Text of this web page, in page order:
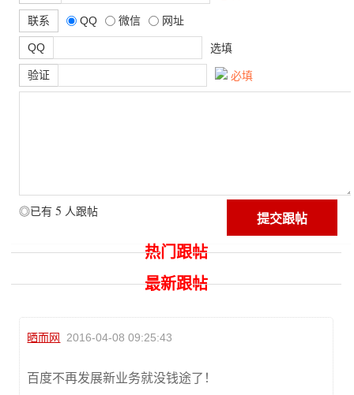
联系 QQ 微信 网址
QQ 选填
验证 必填
◎已有 5 人跟帖
热门跟帖
最新跟帖
晒而网 2016-04-08 09:25:43
百度不再发展新业务就没钱途了！